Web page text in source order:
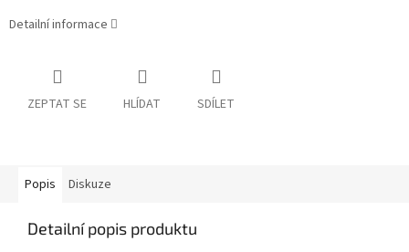
Detailní informace
ZEPTAT SE HLÍDAT SDÍLET
Popis Diskuze
Detailní popis produktu